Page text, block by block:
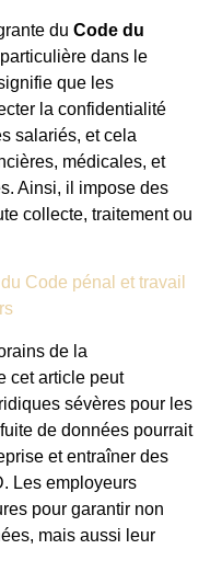
du Code du
dans le
que les
la confidentialité
salariés, et cela
médicales, et
Ainsi, il impose des
collecte, traitement ou
Code pénal et travail
de la
cet article peut
sévères pour les
de données pourrait
et entraîner des
Les employeurs
pour garantir non
mais aussi leur